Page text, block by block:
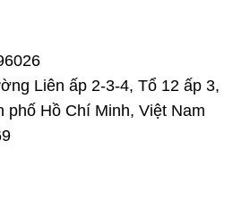
Liên ấp 2-3-4, Tổ 12 ấp 3,
phố Hồ Chí Minh, Việt Nam